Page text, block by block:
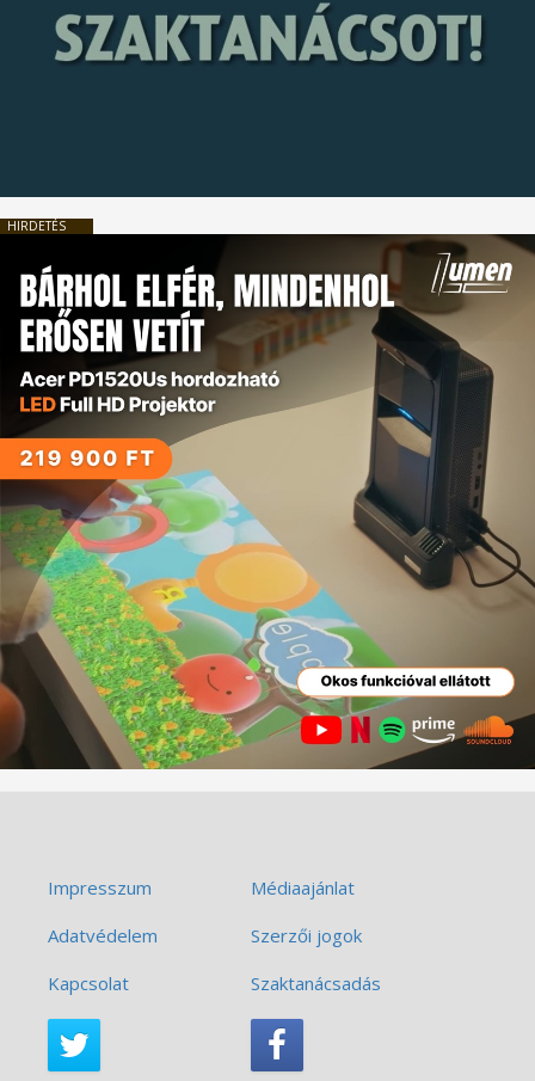
HIRDETÉS
Impresszum
Médiaajánlat
Adatvédelem
Szerzői jogok
Kapcsolat
Szaktanácsadás